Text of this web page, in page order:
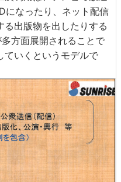
になったり、ネット配信
出版物を出したりする
方面展開されることで
ていくというモデルで